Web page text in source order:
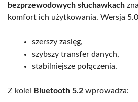
bezprzewodowych słuchawkach
komfort ich użytkowania. Wersja
szerszy zasięg,
szybszy transfer danych,
stabilniejsze połączenia.
Z kolei Bluetooth 5.2 wprowadza: